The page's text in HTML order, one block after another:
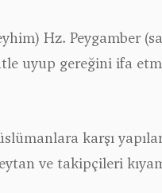
Hz. Peygamber
uyup gereğini ifa
karşı
ve takipçileri